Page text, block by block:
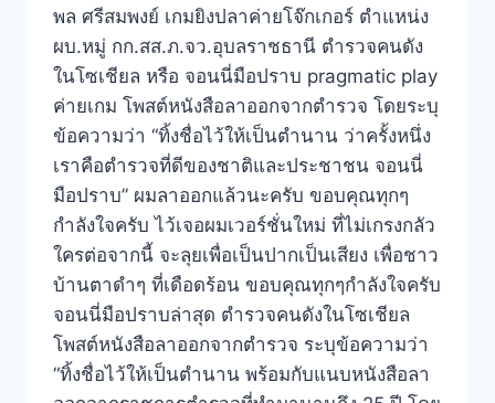
พล ศรีสมพงย์ เกมยิงปลาค่ายโจ๊กเกอร์ ตำแหน่ง
ผบ.หมู่ กก.สส.ภ.จว.อุบลราชธานี ตำรวจคนดัง
ในโซเชียล หรือ จอนนี่มือปราบ pragmatic play
ค่ายเกม โพสต์หนังสือลาออกจากตำรวจ โดยระบุ
ข้อความว่า “ทิ้งชื่อไว้ให้เป็นตำนาน ว่าครั้งหนึ่ง
เราคือตำรวจที่ดีของชาติและประชาชน จอนนี่
มือปราบ” ผมลาออกแล้วนะครับ ขอบคุณทุกๆ
กำลังใจครับ ไว้เจอผมเวอร์ชั่นใหม่ ที่ไม่เกรงกลัว
ใครต่อจากนี้ จะลุยเพื่อเป็นปากเป็นเสียง เพื่อชาว
บ้านตาดำๆ ที่เดือดร้อน ขอบคุณทุกๆกำลังใจครับ
จอนนี่มือปราบล่าสุด ตำรวจคนดังในโซเชียล
โพสต์หนังสือลาออกจากตำรวจ ระบุข้อความว่า
“ทิ้งชื่อไว้ให้เป็นตำนาน พร้อมกับแนบหนังสือลา